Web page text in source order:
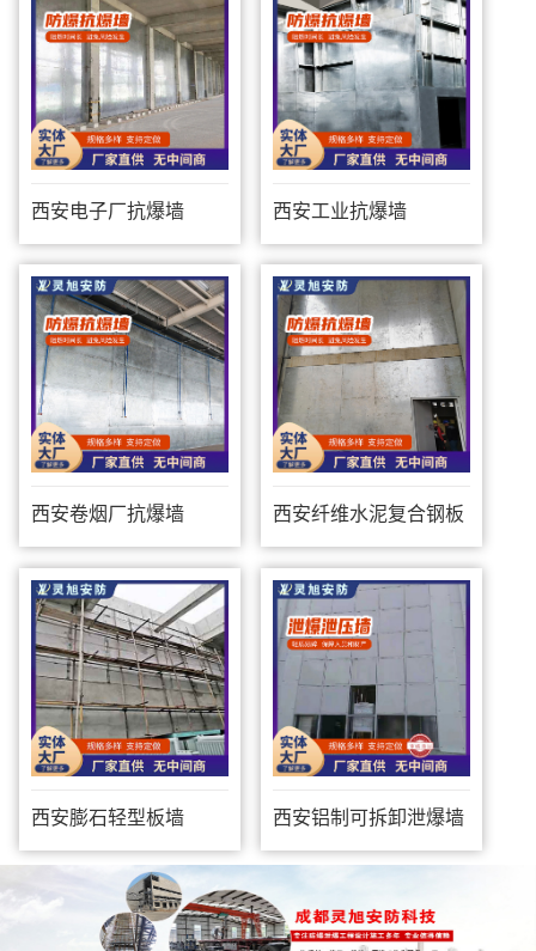
西安电子厂抗爆墙 西安工业抗爆墙
西安卷烟厂抗爆墙 西安纤维水泥复合钢板
防爆墙
西安膨石轻型板墙 西安铝制可拆卸泄爆墙